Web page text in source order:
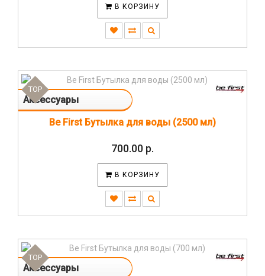
В КОРЗИНУ
Аксессуары
TOP
Be First Бутылка для воды (2500 мл)
700.00 р.
В КОРЗИНУ
Аксессуары
TOP